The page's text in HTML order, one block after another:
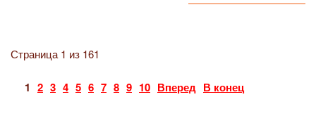
Страница 1 из 161
1 2 3 4 5 6 7 8 9 10 Вперед В конец